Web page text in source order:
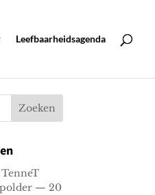
Leefbaarheidsagenda
— 20